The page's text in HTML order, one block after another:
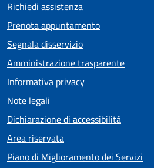
Richiedi assistenza
Prenota appuntamento
Segnala disservizio
Amministrazione trasparente
Informativa privacy
Note legali
Dichiarazione di accessibilità
Area riservata
Piano di Miglioramento dei Servizi